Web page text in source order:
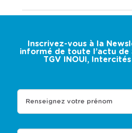
Inscrivez-vous à la
informé de toute l’actu de
TGV INOUI,
Renseignez votre prénom